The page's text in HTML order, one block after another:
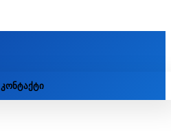
კონტაქტი